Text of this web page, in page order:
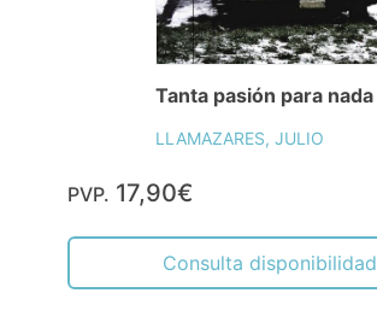
Tanta pasión para nada
LLAMAZARES, JULIO
PVP. 17,90€
Consulta disponibilidad